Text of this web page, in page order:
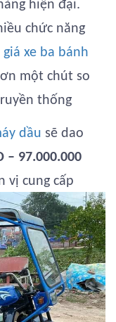
hiện đại.
chức năng
giá xe ba bánh
một chút so
thống
dầu sẽ dao
– 97.000.000
vị cung cấp